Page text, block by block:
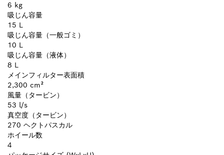
6 kg
吸じん容量
15 L
吸じん容量（一般ゴミ）
10 L
吸じん容量（液体）
8 L
メインフィルター表面積
2,300 cm²
風量（タービン）
53 l/s
真空度（タービン）
270 ヘクトパスカル
ホイール数
4